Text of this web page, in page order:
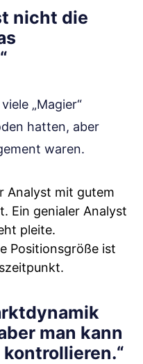
nicht die
„Magier“
hatten, aber
waren.
Analyst mit gutem
Ein genialer Analyst
pleite.
Positionsgröße ist
man kann